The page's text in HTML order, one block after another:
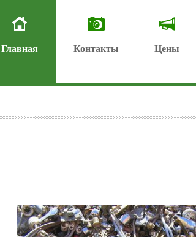
Главная Контакты Цены